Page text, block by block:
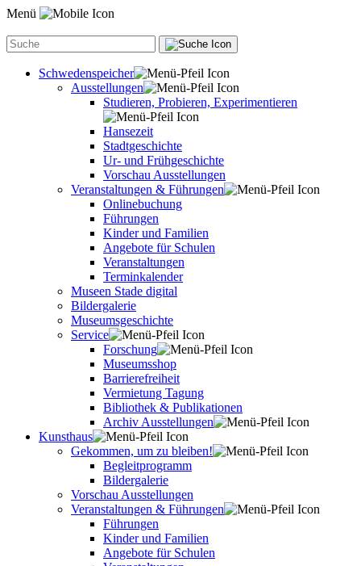
Menü
Schwedenspeicher
Ausstellungen
Studieren, Probieren, Experimentieren
Hansezeit
Stadtgeschichte
Ur- und Frühgeschichte
Vorschau Ausstellungen
Veranstaltungen & Führungen
Onlinebuchung
Führungen
Kinder und Familien
Angebote für Schulen
Veranstaltungen
Terminkalender
Museen Stade digital
Bildergalerie
Museumsgeschichte
Service
Forschung
Museumsshop
Barrierefreiheit
Vermietung Tagung
Bibliothek & Publikationen
Archiv Ausstellungen
Kunsthaus
Gekommen, um zu bleiben!
Begleitprogramm
Bildergalerie
Vorschau Ausstellungen
Veranstaltungen & Führungen
Führungen
Kinder und Familien
Angebote für Schulen